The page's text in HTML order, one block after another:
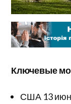
Ключевые
США 13